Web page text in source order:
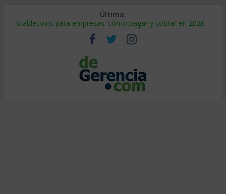
Última:
Stablecoins para empresas: cómo pagar y cobrar en 2026
Despido silencioso: qué es y por qué sale tan caro
IA en selección de personal: cómo auditarla a tiempo
Trabajo forzoso en la cadena de suministro: qué hacer
Mercado hispano de EE. UU.: cómo segmentarlo y venderle